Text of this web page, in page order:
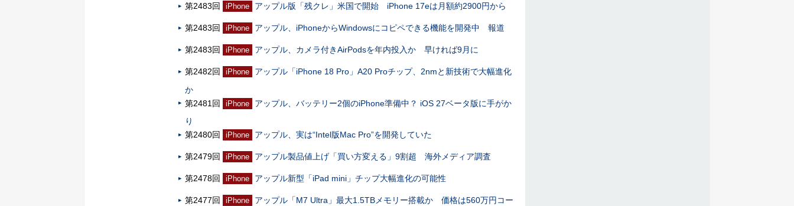
第2483回 iPhone アップル版「残クレ」米国で開始 iPhone 17eは月額約2900円から
第2483回 iPhone アップル、iPhoneからWindowsにコピペできる機能を開発中 報道
第2483回 iPhone アップル、カメラ付きAirPodsを年内投入か 早ければ9月に
第2482回 iPhone
アップル「iPhone 18 Pro」A20 Proチップ、2nmと新技術で大幅進化
か
第2481回
iPhone
アップル、バッテリー2個のiPhone準備中？ iOS 27ベータ版に手がか
り
第2480回
iPhone アップル、実は“Intel版Mac Pro”を開発していた
第2479回 iPhone アップル製品値上げ「買い方変える」9割超 海外メディア調査
第2478回 iPhone アップル新型「iPad mini」チップ大幅進化の可能性
第2477回 iPhone
アップル「M7 Ultra」最大1.5TBメモリー搭載か 価格は560万円コー